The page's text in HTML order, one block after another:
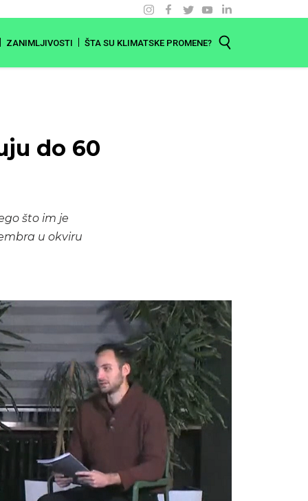
ZANIMLJIVOSTI ŠTA SU KLIMATSKE PROMENE?
do 60
što im je
u okviru